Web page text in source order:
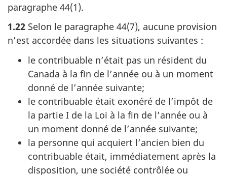
paragraphe 44(1).
1.22 Selon le paragraphe 44(7), aucune provision
n’est accordée dans les situations suivantes :
le contribuable n’était pas un résident du
Canada à la fin de l’année ou à un moment
donné de l’année suivante;
le contribuable était exonéré de l’impôt de
la partie I de la Loi à la fin de l’année ou à
un moment donné de l’année suivante;
la personne qui acquiert l’ancien bien du
contribuable était, immédiatement après la
disposition, une société contrôlée ou